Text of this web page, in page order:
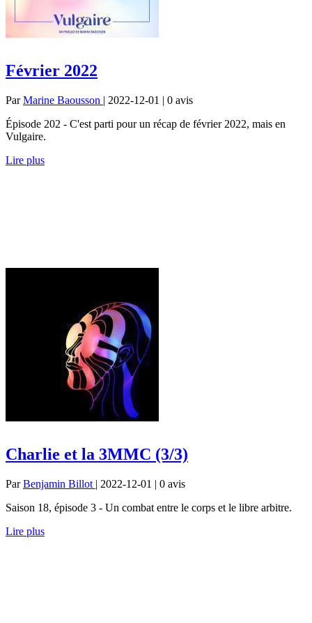
Février 2022
ParMarine Baousson | 2022-12-01 | 0 avis
Épisode 202 - C'est parti pour un récap de février 2022, mais en
Vulgaire.
Lire plus
Charlie et la 3MMC (3/3)
ParBenjamin Billot | 2022-12-01 | 0 avis
Saison 18, épisode 3 - Un combat entre le corps et le libre arbitre.
Lire plus